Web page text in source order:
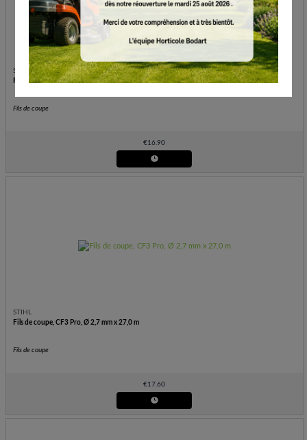
STIHL
Fils de coupe, CF3 Pro, Ø 3,0 mm x 22,0 m
Fils de coupe
€16.90
STIHL
Fils de coupe, CF3 Pro, Ø 2,7 mm x 27,0 m
Fils de coupe
€17.60